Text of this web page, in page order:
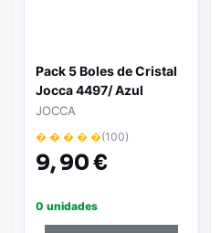
Pack 5 Boles de Cristal
Jocca 4497/ Azul
JOCCA
� � � � �(100)
9,90 €
0 unidades